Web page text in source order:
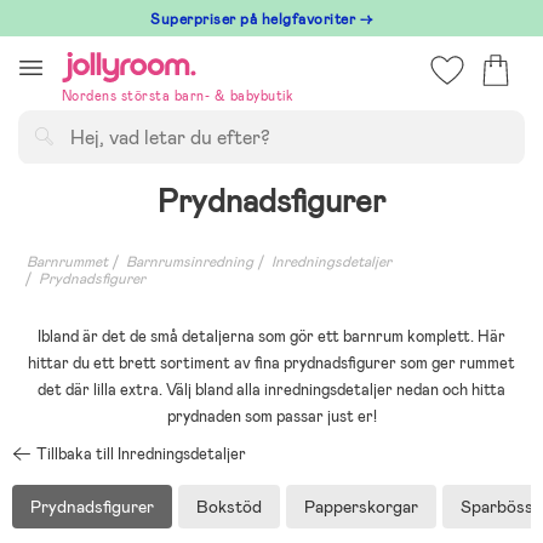
till
innehållet
Superpriser på helgfavoriter →
Nordens största barn- & babybutik
Prydnadsfigurer
Barnrummet Barnrumsinredning
Inredningsdetaljer
Prydnadsfigurer
Ibland är det de små detaljerna som gör ett barnrum komplett. Här
hittar du ett brett sortiment av fina prydnadsfigurer som ger rummet
det där lilla extra. Välj bland alla inredningsdetaljer nedan och hitta
prydnaden som passar just er!
Tillbaka till Inredningsdetaljer
Prydnadsfigurer Bokstöd Papperskorgar